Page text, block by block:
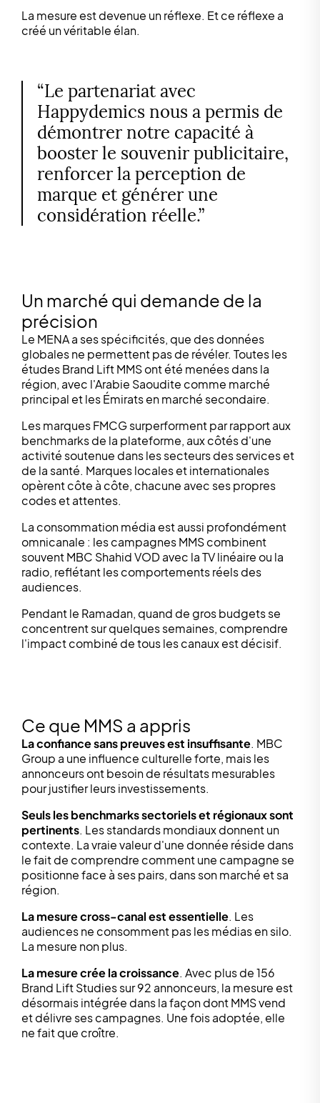
La mesure est devenue un réflexe. Et ce réflexe a
créé un véritable élan.
“Le partenariat avec
Happydemics nous a permis de
démontrer notre capacité à
booster le souvenir publicitaire,
renforcer la perception de
marque et générer une
considération réelle.”
Un marché qui demande de la
précision
Le MENA a ses spécificités, que des données
globales ne permettent pas de révéler. Toutes les
études Brand Lift MMS ont été menées dans la
région, avec l'Arabie Saoudite comme marché
principal et les Émirats en marché secondaire.
Les marques FMCG surperforment par rapport aux
benchmarks de la plateforme, aux côtés d'une
activité soutenue dans les secteurs des services et
de la santé. Marques locales et internationales
opèrent côte à côte, chacune avec ses propres
codes et attentes.
La consommation média est aussi profondément
omnicanale : les campagnes MMS combinent
souvent MBC Shahid VOD avec la TV linéaire ou la
radio, reflétant les comportements réels des
audiences.
Pendant le Ramadan, quand de gros budgets se
concentrent sur quelques semaines, comprendre
l'impact combiné de tous les canaux est décisif.
Ce que MMS a appris
La confiance sans preuves est insuffisante. MBC
Group a une influence culturelle forte, mais les
annonceurs ont besoin de résultats mesurables
pour justifier leurs investissements.
Seuls les benchmarks sectoriels et régionaux sont
pertinents. Les standards mondiaux donnent un
contexte. La vraie valeur d'une donnée réside dans
le fait de comprendre comment une campagne se
positionne face à ses pairs, dans son marché et sa
région.
La mesure cross-canal est essentielle. Les
audiences ne consomment pas les médias en silo.
La mesure non plus.
La mesure crée la croissance. Avec plus de 156
Brand Lift Studies sur 92 annonceurs, la mesure est
désormais intégrée dans la façon dont MMS vend
et délivre ses campagnes. Une fois adoptée, elle
ne fait que croître.